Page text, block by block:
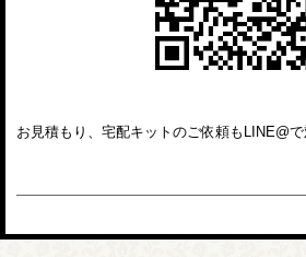
お見積もり、宅配キットのご依頼もLINE@で